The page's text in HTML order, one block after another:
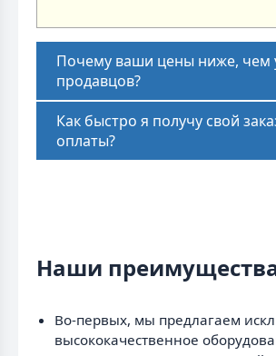
Почему ваши цены ниже, чем
продавцов?
Как быстро я получу свой
оплаты?
Наши
Во-первых, мы предлагаем
высококачественное